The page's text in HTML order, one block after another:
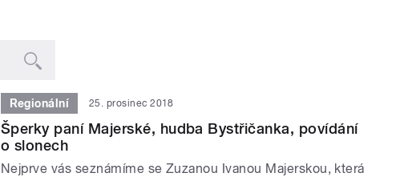
Regionální 25. prosinec 2018
Šperky paní Majerské, hudba Bystřičanka, povídání
o slonech
Nejprve vás seznámíme se Zuzanou Ivanou Majerskou, která